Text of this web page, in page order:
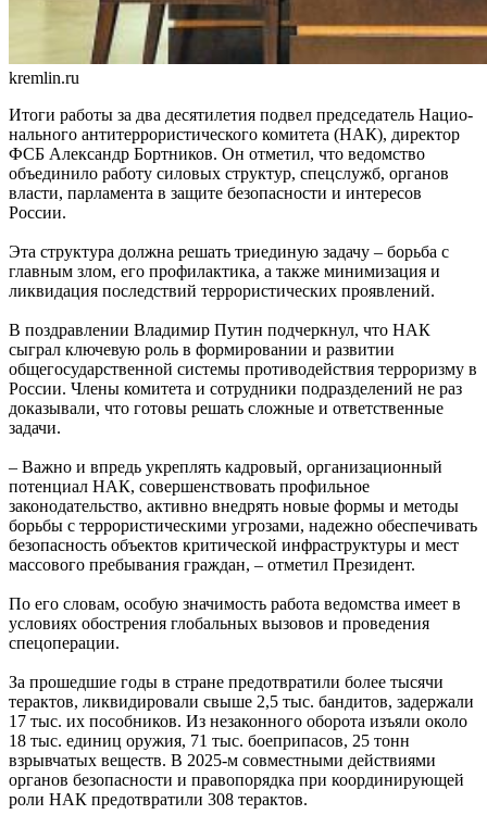
Реализация масштабных задач отрасли: Вячеслав Федорищев
вручил государственные и региональные награды в
преддверии Дня строителя
07.08.2026 | 17:04
дружин в безопасность Самарской области
07.08.2026 | 17:02
7 августа Волга у берегов Самары прогрелась почти до 24 °C
07.08.2026 | 17:02
Народ, родившийся на Волге: о поволжских немцах
Самарского края
Для зрителей от 5 до 150 лет: в Новокуйбышевске выпускают
спектакль по мотивам русской сказки
07.08.2026 | 16:50
07.08.2026 | 16:25
Россияне больше не готовы откладывать решение жилищного
вопроса: объем выдачи ипотеки вырос на 38 %
07.08.2026 | 16:13
Завершился первый Всероссийский турнир "Шахматы для
СВОих"
Полный цикл восстановления жители Правобережья Волги
проходят в Сызранской больнице
07.08.2026 | 16:10
В новом статусе: что известно об и. о. ректора Самарского
государственного института культуры
07.08.2026 | 16:06
России Валерий Иванов
07.08.2026 | 15:55
Начали борьбу за трофей: футбольные клубы Самарской
России
07.08.2026 | 15:42
В Самарской области закроют ж/д переезд у Кротовки с 21 по
22 августа
07.08.2026 | 15:31
Играют будущие олимпийцы: в тольяттинском
спорткомплексе "Олимп" стартовал гандбольный турнир
kremlin.ru
Итоги работы за два десятилетия подвел председатель Нацио­
нального антитеррористического комитета (НАК), директор
ФСБ Александр Бортников. Он отметил, что ведомство
объединило работу силовых структур, спецслужб, органов
власти, парламента в защите безопасности и интересов
России.
Эта структура должна решать триединую задачу – борьба с
главным злом, его профилактика, а также минимизация и
ликвидация последствий террористических проявлений.
В поздравлении Владимир Путин подчеркнул, что НАК
сыграл ключевую роль в формировании и развитии
общегосударственной системы противодействия терроризму в
России. Члены комитета и сотрудники подразделений не раз
доказывали, что готовы решать сложные и ответственные
задачи.
– Важно и впредь укреплять кадровый, организационный
потенциал НАК, совершенствовать профильное
законодательство, активно внедрять новые формы и методы
борьбы с террористическими угрозами, надежно обеспечивать
безопасность объектов критической инфраструктуры и мест
массового пребывания граждан, – отметил Президент.
По его словам, особую значимость работа ведомства имеет в
условиях обострения глобальных вызовов и проведения
спецоперации.
За прошедшие годы в стране предотвратили более тысячи
терактов, ликвидировали свыше 2,5 тыс. бандитов, задержали
17 тыс. их пособников. Из незаконного оборота изъяли около
18 тыс. единиц оружия, 71 тыс. боеприпасов, 25 тонн
взрывчатых веществ. В 2025-м совместными действиями
органов безопасности и правопорядка при координирующей
роли НАК предотвратили 308 терактов.